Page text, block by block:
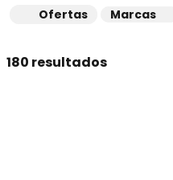
Ofertas Marcas
180 resultados